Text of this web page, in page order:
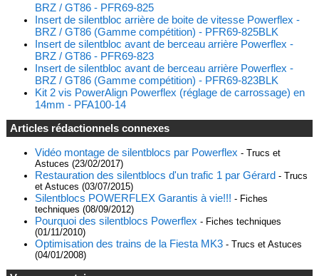
BRZ / GT86 - PFR69-825
Insert de silentbloc arrière de boite de vitesse Powerflex -
BRZ / GT86 (Gamme compétition) - PFR69-825BLK
Insert de silentbloc avant de berceau arrière Powerflex -
BRZ / GT86 - PFR69-823
Insert de silentbloc avant de berceau arrière Powerflex -
BRZ / GT86 (Gamme compétition) - PFR69-823BLK
Kit 2 vis PowerAlign Powerflex (réglage de carrossage) en
14mm - PFA100-14
Articles rédactionnels connexes
Vidéo montage de silentblocs par Powerflex - Trucs et
Astuces (23/02/2017)
Restauration des silentblocs d'un trafic 1 par Gérard - Trucs
et Astuces (03/07/2015)
Silentblocs POWERFLEX Garantis à vie!!! - Fiches
techniques (08/09/2012)
Pourquoi des silentblocs Powerflex - Fiches techniques
(01/11/2010)
Optimisation des trains de la Fiesta MK3- Trucs et Astuces
(04/01/2008)